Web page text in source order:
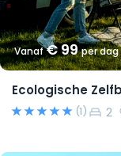
Vanaf€ 99per dag
(1) 2